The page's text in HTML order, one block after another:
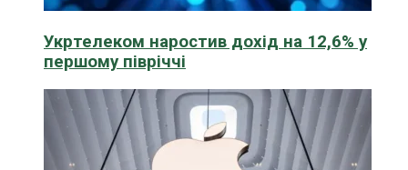
Укртелеком наростив дохід на 12,6% у
першому півріччі